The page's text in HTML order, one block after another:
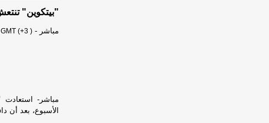
"بيتكوين" تنتعش
مباشر -
(+3 )
الأسبوع، بعد أن دافع